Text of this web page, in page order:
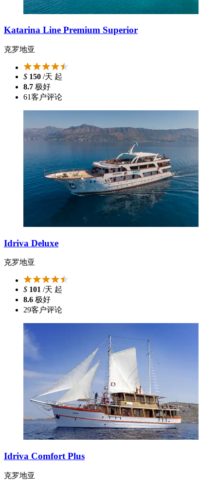
Katarina Line Premium Superior
克罗地亚
$ 150 /天 起
8.7 极好
61客户评论
Idriva Deluxe
克罗地亚
$ 101 /天 起
8.6 极好
29客户评论
Idriva Comfort Plus
克罗地亚